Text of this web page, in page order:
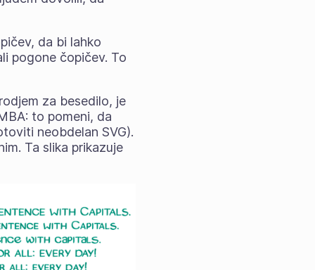
da bi lahko
pogone čopičev. To
za besedilo, je
to pomeni, da
neobdelan SVG).
Ta slika prikazuje